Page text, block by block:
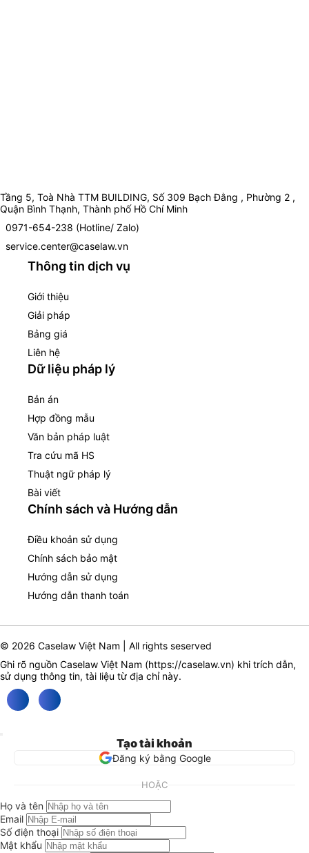
Tầng 5, Toà Nhà TTM BUILDING, Số 309 Bạch Đằng , Phường 2 ,
Quận Bình Thạnh, Thành phố Hồ Chí Minh
0971-654-238 (Hotline/ Zalo)
service.center@caselaw.vn
Thông tin dịch vụ
Giới thiệu
Giải pháp
Bảng giá
Liên hệ
Dữ liệu pháp lý
Bản án
Hợp đồng mẫu
Văn bản pháp luật
Tra cứu mã HS
Thuật ngữ pháp lý
Bài viết
Chính sách và Hướng dẫn
Điều khoản sử dụng
Chính sách bảo mật
Hướng dẫn sử dụng
Hướng dẫn thanh toán
© 2026 Caselaw Việt Nam | All rights seserved
Ghi rõ nguồn Caselaw Việt Nam (https://caselaw.vn) khi trích dẫn,
sử dụng thông tin, tài liệu từ địa chỉ này.
Tạo tài khoản
Đăng ký bằng Google
HOẶC
Họ và tên
Email
Số điện thoại
Mật khẩu